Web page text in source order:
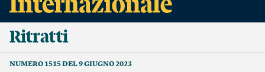
Ritratti
NUMERO 1515 DEL 9 GIUGNO 2023